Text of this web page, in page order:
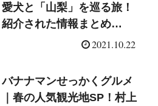
愛犬と「山梨」を巡る旅！
紹介された情報まとめ
2021.10.22
バナナマンせっかくグルメ
｜春の人気観光地SP！村上